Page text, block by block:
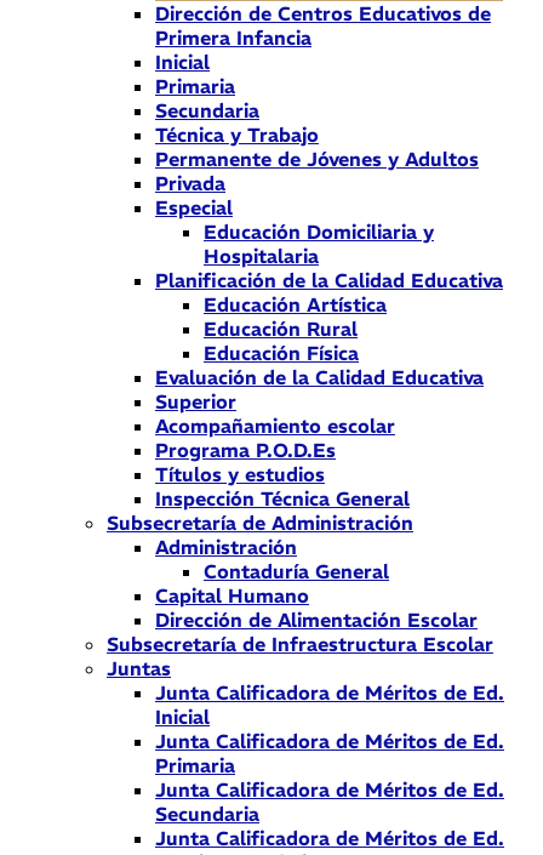
Dirección de Centros Educativos de
Primera Infancia
Inicial
Primaria
Secundaria
Técnica y Trabajo
Permanente de Jóvenes y Adultos
Privada
Especial
Educación Domiciliaria y
Hospitalaria
Planificación de la Calidad Educativa
Educación Artística
Educación Rural
Educación Física
Evaluación de la Calidad Educativa
Superior
Acompañamiento escolar
Programa P.O.D.Es
Títulos y estudios
Inspección Técnica General
Subsecretaría de Administración
Administración
Contaduría General
Capital Humano
Dirección de Alimentación Escolar
Subsecretaría de Infraestructura Escolar
Juntas
Junta Calificadora de Méritos de Ed.
Inicial
Junta Calificadora de Méritos de Ed.
Primaria
Junta Calificadora de Méritos de Ed.
Secundaria
Junta Calificadora de Méritos de Ed.